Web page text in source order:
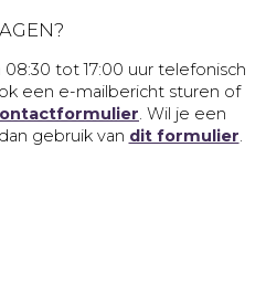
tot 17:00 uur telefonisch
een e-mailbericht sturen of
. Wil je een
gebruik van dit formulier.